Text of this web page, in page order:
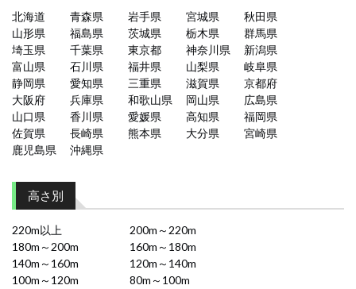
北海道 青森県 岩手県 宮城県
秋田県
山形県
福島県 茨城県 栃木県
群馬県
埼玉県
千葉県 東京都 神奈川県
新潟県
富山県
石川県 福井県 山梨県
岐阜県
静岡県
愛知県 三重県 滋賀県
京都府
大阪府
兵庫県 和歌山県 岡山県
広島県
山口県
香川県 愛媛県 高知県
福岡県
佐賀県
長崎県 熊本県 大分県
宮崎県
鹿児島県
沖縄県
高さ別
220m以上
200m～220m
180m～200m
160m～180m
140m～160m
120m～140m
100m～120m
80m～100m